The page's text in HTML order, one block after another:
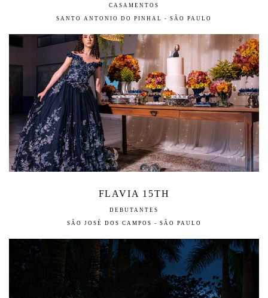
CASAMENTOS
SANTO ANTONIO DO PINHAL - SÃO PAULO
FLAVIA 15TH
DEBUTANTES
SÃO JOSÉ DOS CAMPOS - SÃO PAULO